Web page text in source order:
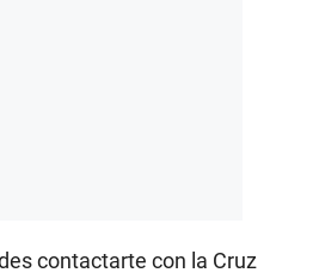
contactarte con la Cruz